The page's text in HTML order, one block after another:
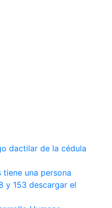
dactilar de la cédula
una persona
y 153 descargar el